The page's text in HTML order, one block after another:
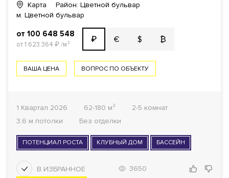
Карта
Район: Цветной бульвар
м. Цветной бульвар
от 100 648 548
от 1 623 364 ₽/м² ₽ € $ ₿
ВАША ЦЕНА ВОПРОС ПО ОБЪЕКТУ
1 Квартал 2026 62-180 м²
2-5 комнат
3.6 м потолки
Без отделки
ПОТЕНЦИАЛ РОСТА КЛУБНЫЙ ДОМ БАССЕЙН
3650